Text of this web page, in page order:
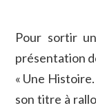
Pour sortir
présentation
« Une
son titre à